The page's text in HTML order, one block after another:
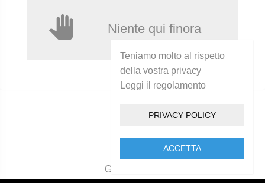
Niente qui finora
Teniamo molto al rispetto
della vostra privacy
Leggi il regolamento
PRIVACY POLICY
ACCETTA
Golcam 2021